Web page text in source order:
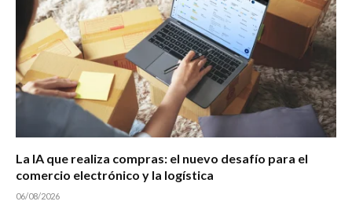
La IA que realiza compras: el nuevo desafío para el
comercio electrónico y la logística
06/08/2026